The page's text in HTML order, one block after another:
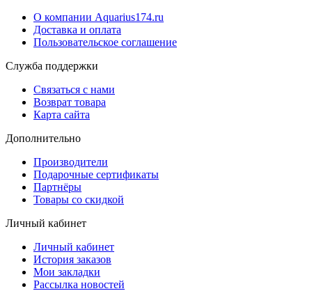
О компании Aquarius174.ru
Доставка и оплата
Пользовательское соглашение
Служба поддержки
Связаться с нами
Возврат товара
Карта сайта
Дополнительно
Производители
Подарочные сертификаты
Партнёры
Товары со скидкой
Личный кабинет
Личный кабинет
История заказов
Мои закладки
Рассылка новостей